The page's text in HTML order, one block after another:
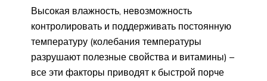
Высокая влажность, невозможность
контролировать и поддерживать постоянную
температуру (колебания температуры
разрушают полезные свойства и витамины) –
все эти факторы приводят к быстрой порче